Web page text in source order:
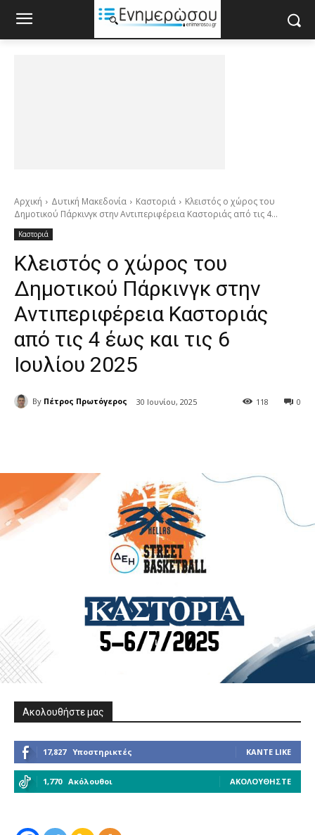
Αρχική Δυτική Μακεδονία Καστοριά
Κλειστός ο χώρος του
Δημοτικού Πάρκινγκ στην Αντιπεριφέρεια Καστοριάς από τις 4...
Καστοριά
Κλειστός ο χώρος του
Δημοτικού Πάρκινγκ στην
Αντιπεριφέρεια Καστοριάς
από τις 4 έως και τις 6
Ιουλίου 2025
By Πέτρος Πρωτόγερος 30 Ιουνίου, 2025 0
118
Ακολουθήστε μας
17,827 Υποστηρικτές ΚΆΝΤΕ LIKE
1,770 Ακόλουθοι ΑΚΟΛΟΥΘΉΣΤΕ